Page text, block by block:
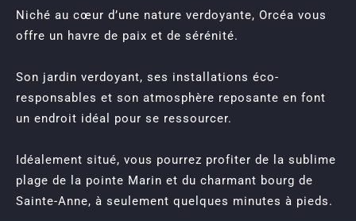
Niché au cœur d’une nature verdoyante, Orcéa vous
offre un havre de paix et de sérénité.
Son jardin verdoyant, ses installations éco-
responsables et son atmosphère reposante en font
un endroit idéal pour se ressourcer.
Idéalement situé, vous pourrez profiter de la sublime
plage de la pointe Marin et du charmant bourg de
Sainte-Anne, à seulement quelques minutes à pieds.